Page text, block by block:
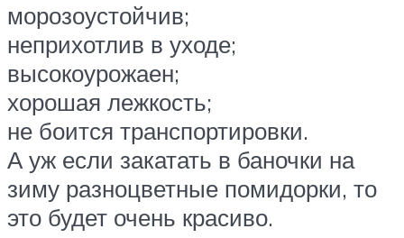
морозоустойчив;
неприхотлив в уходе;
высокоурожаен;
хорошая лежкость;
не боится транспортировки.
А уж если закатать в баночки на
зиму разноцветные помидорки, то
это будет очень красиво.